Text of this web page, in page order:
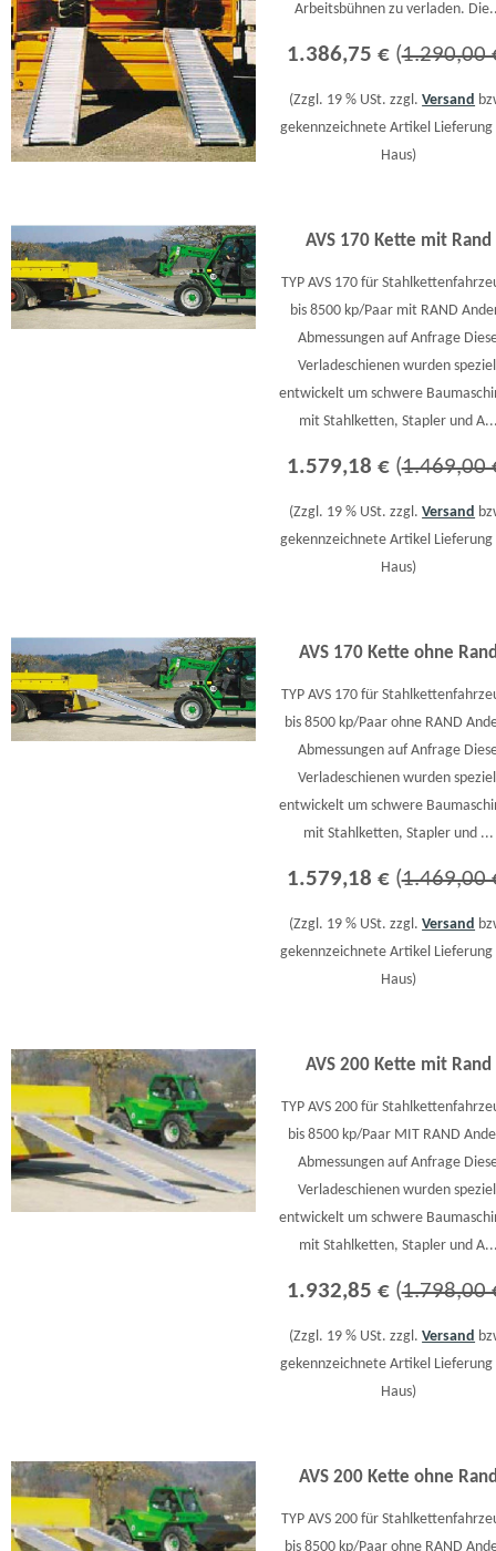
Arbeitsbühnen zu verladen.
1.386,75 €(1.290,00
(Zzgl. 19 % USt. zzgl.Versand
gekennzeichnete Artikel Lieferung
Haus)
AVS 170 Kette mit Rand
TYP AVS 170 für
bis 8500 kp/Paar mit RAND
Abmessungen auf Anfrage
Verladeschienen wurden
entwickelt um schwere
mit Stahlketten, Stapler und
1.579,18 €(1.469,00
(Zzgl. 19 % USt. zzgl.Versand
gekennzeichnete Artikel Lieferung
Haus)
AVS 170 Kette ohne
TYP AVS 170 für
bis 8500 kp/Paar ohne RAND
Abmessungen auf Anfrage
Verladeschienen wurden
entwickelt um schwere
mit Stahlketten, Stapler und ...
1.579,18 €(1.469,00
(Zzgl. 19 % USt. zzgl.Versand
gekennzeichnete Artikel Lieferung
Haus)
AVS 200 Kette mit Rand
TYP AVS 200 für
bis 8500 kp/Paar MIT RAND
Abmessungen auf Anfrage
Verladeschienen wurden
entwickelt um schwere
mit Stahlketten, Stapler und
1.932,85 €(1.798,00
(Zzgl. 19 % USt. zzgl.Versand
gekennzeichnete Artikel Lieferung
Haus)
AVS 200 Kette ohne
TYP AVS 200 für
bis 8500 kp/Paar ohne RAND